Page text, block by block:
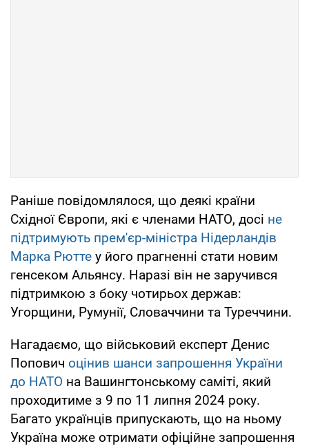
Раніше повідомлялося, що деякі країни
Східної Європи, які є членами НАТО, досі не
підтримують прем'єр-міністра Нідерландів
Марка Рютте у його прагненні стати новим
генсеком Альянсу. Наразі він не заручився
підтримкою з боку чотирьох держав:
Угорщини, Румунії, Словаччини та Туреччини.
Нагадаємо, що військовий експерт Денис
Попович оцінив шанси запрошення України
до НАТО на Вашингтонському саміті, який
проходитиме з 9 по 11 липня 2024 року.
Багато українців припускають, що на ньому
Україна може отримати офіційне запрошення